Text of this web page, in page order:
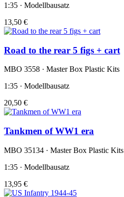
1:35 · Modellbausatz
13,50 €
Road to the rear 5 figs + cart
MBO 3558 · Master Box Plastic Kits
1:35 · Modellbausatz
20,50 €
Tankmen of WW1 era
MBO 35134 · Master Box Plastic Kits
1:35 · Modellbausatz
13,95 €